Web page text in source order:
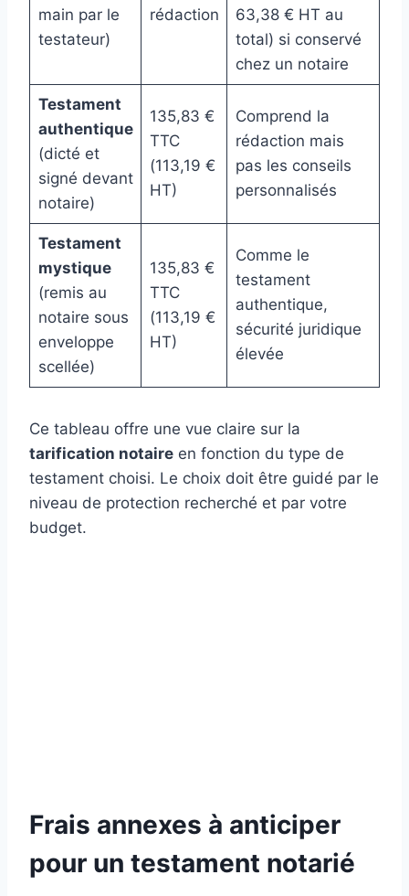
main par le
testateur)
rédaction
63,38 € HT au
total) si conservé
chez un notaire
Testament
authentique
(dicté et
signé devant
notaire)
135,83 €
TTC
(113,19 €
HT)
Comprend la
rédaction mais
pas les conseils
personnalisés
Testament
mystique
(remis au
notaire sous
enveloppe
scellée)
135,83 €
TTC
(113,19 €
HT)
Comme le
testament
authentique,
sécurité juridique
élevée
Ce tableau offre une vue claire sur la
tarification notaire en fonction du type de
testament choisi. Le choix doit être guidé par le
niveau de protection recherché et par votre
budget.
Frais annexes à anticiper
pour un testament notarié